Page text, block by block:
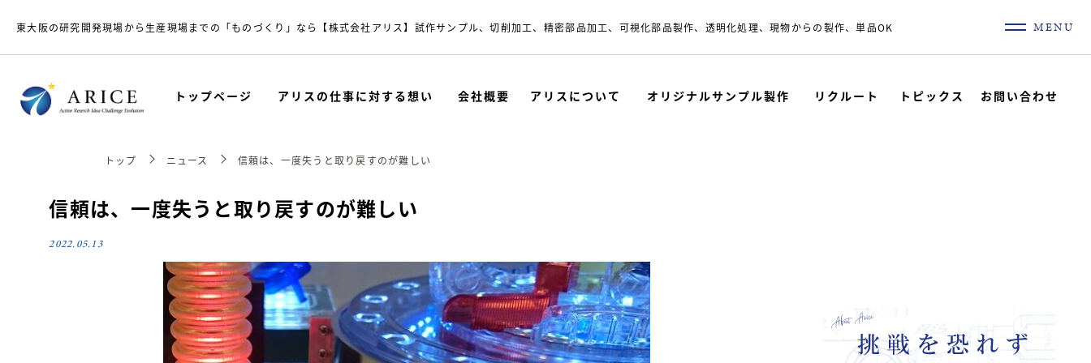
東大阪の研究開発現場から生産現場までの「ものづくり」なら【株式会社アリス】試作サンプル、切削加工、精密部品加工、可視化部品製作、透明化処理、現物からの製作、単品OK MENU
トップページ アリスの仕事に対する想い 会社概要 アリスについて オリジナルサンプル製作 リクルート トピックス お問い合わせ
トップ ニュース 信頼は、一度失うと取り戻すのが難しい
信頼は、一度失うと取り戻すのが難しい
2022.05.13